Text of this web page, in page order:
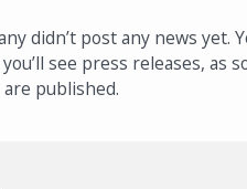
didn’t post any news yet.
see press releases, as
are published.